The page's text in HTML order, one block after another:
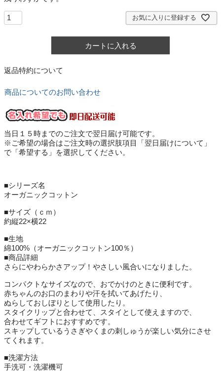
お気に入りに登録する
カートに入れる
返品特約について
商品についてのお問い合わせ
当日１５時までのご注文で翌日届け可能です。
※ご希望の場合はご注文時の選択肢項目「翌日届けについて」
で「希望する」を選択してください。
■シリーズ名
オーガニックコットン
■サイズ（ｃｍ）
約縦22×横22
■生地
綿100%（オーガニックコットン100％）
■商品詳細
さらにやわらかさアップ！やさしい風合いになりました。
コンパクトなサイズなので、おでかけのときに便利です。
赤ちゃんのお口のまわりや汗を拭いてあげたり、
ぬらしておしぼりとして使用したり。
スタイクリップと合わせて、スタイとして使えますので、
合わせてギフトにおすすめです。
スキップしているうさぎやくまの刺しゅうが楽しい気分にさせ
てくれます。
■洗濯方法
手洗可・洗濯機可